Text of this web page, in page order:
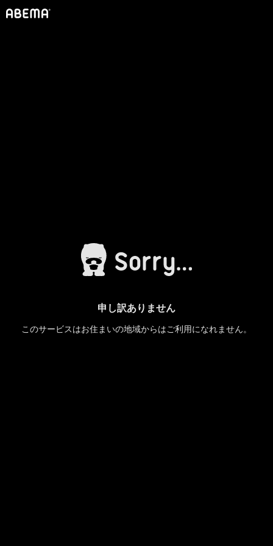
申し訳ありません
このサービスはお住まいの地域からはご利用になれません。